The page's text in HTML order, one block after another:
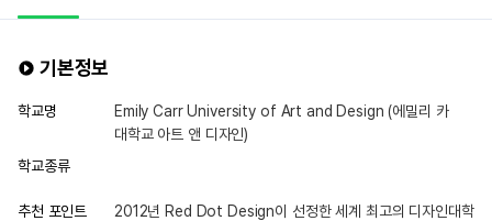
기본정보
학교명
Emily Carr University of Art and Design (에밀리 카
대학교 아트 앤 디자인)
학교종류
추천 포인트
2012년 Red Dot Design이 선정한 세계 최고의 디자인대학